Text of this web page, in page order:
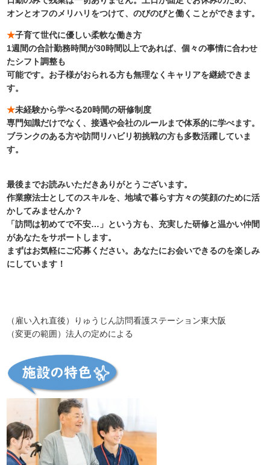
オンとオフのメリハリをつけて、のびのびと働くことができます。
★子育て世代に優しい柔軟な働き方
1週間の合計勤務時間が30時間以上であれば、個々の事情に合わせ
たシフト調整も
可能です。お子様がおられる方も無理なくキャリアを継続できま
す。
★未経験から学べる20時間の研修制度
専門知識だけでなく、接遇や会社のルールまで体系的に学べます。
ブランクのある方や訪問リハビリ初挑戦の方も多数活躍していま
す。
最後までお読みいただきありがとうございます。
作業療法士としてのスキルを、地域で暮らす方々の笑顔のために活
かしてみませんか？
「訪問は初めてで不安…」という方も、充実した研修と温かい仲間
があなたをサポートします。
まずはお気軽にご応募ください。あなたにお会いできるのを楽しみ
にしています！
（雇い入れ直後）りゅうじん訪問看護ステーション東大阪
（変更の範囲）法人の定めによる